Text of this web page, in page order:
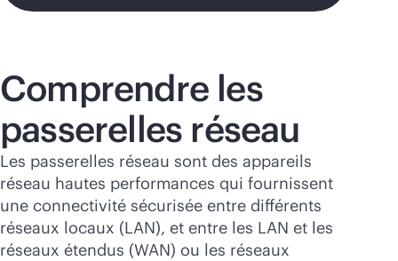
Comprendre les
passerelles réseau
Les passerelles réseau sont des appareils
réseau hautes performances qui fournissent
une connectivité sécurisée entre différents
réseaux locaux (LAN), et entre les LAN et les
réseaux étendus (WAN) ou les réseaux